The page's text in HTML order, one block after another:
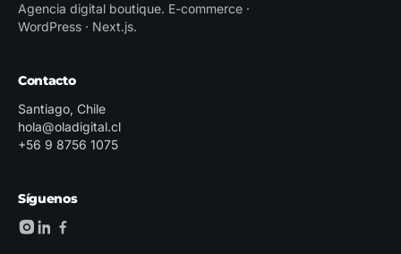
Agencia digital boutique. E-commerce ·
WordPress · Next.js.
Contacto
Santiago, Chile
hola@oladigital.cl
+56 9 8756 1075
Síguenos